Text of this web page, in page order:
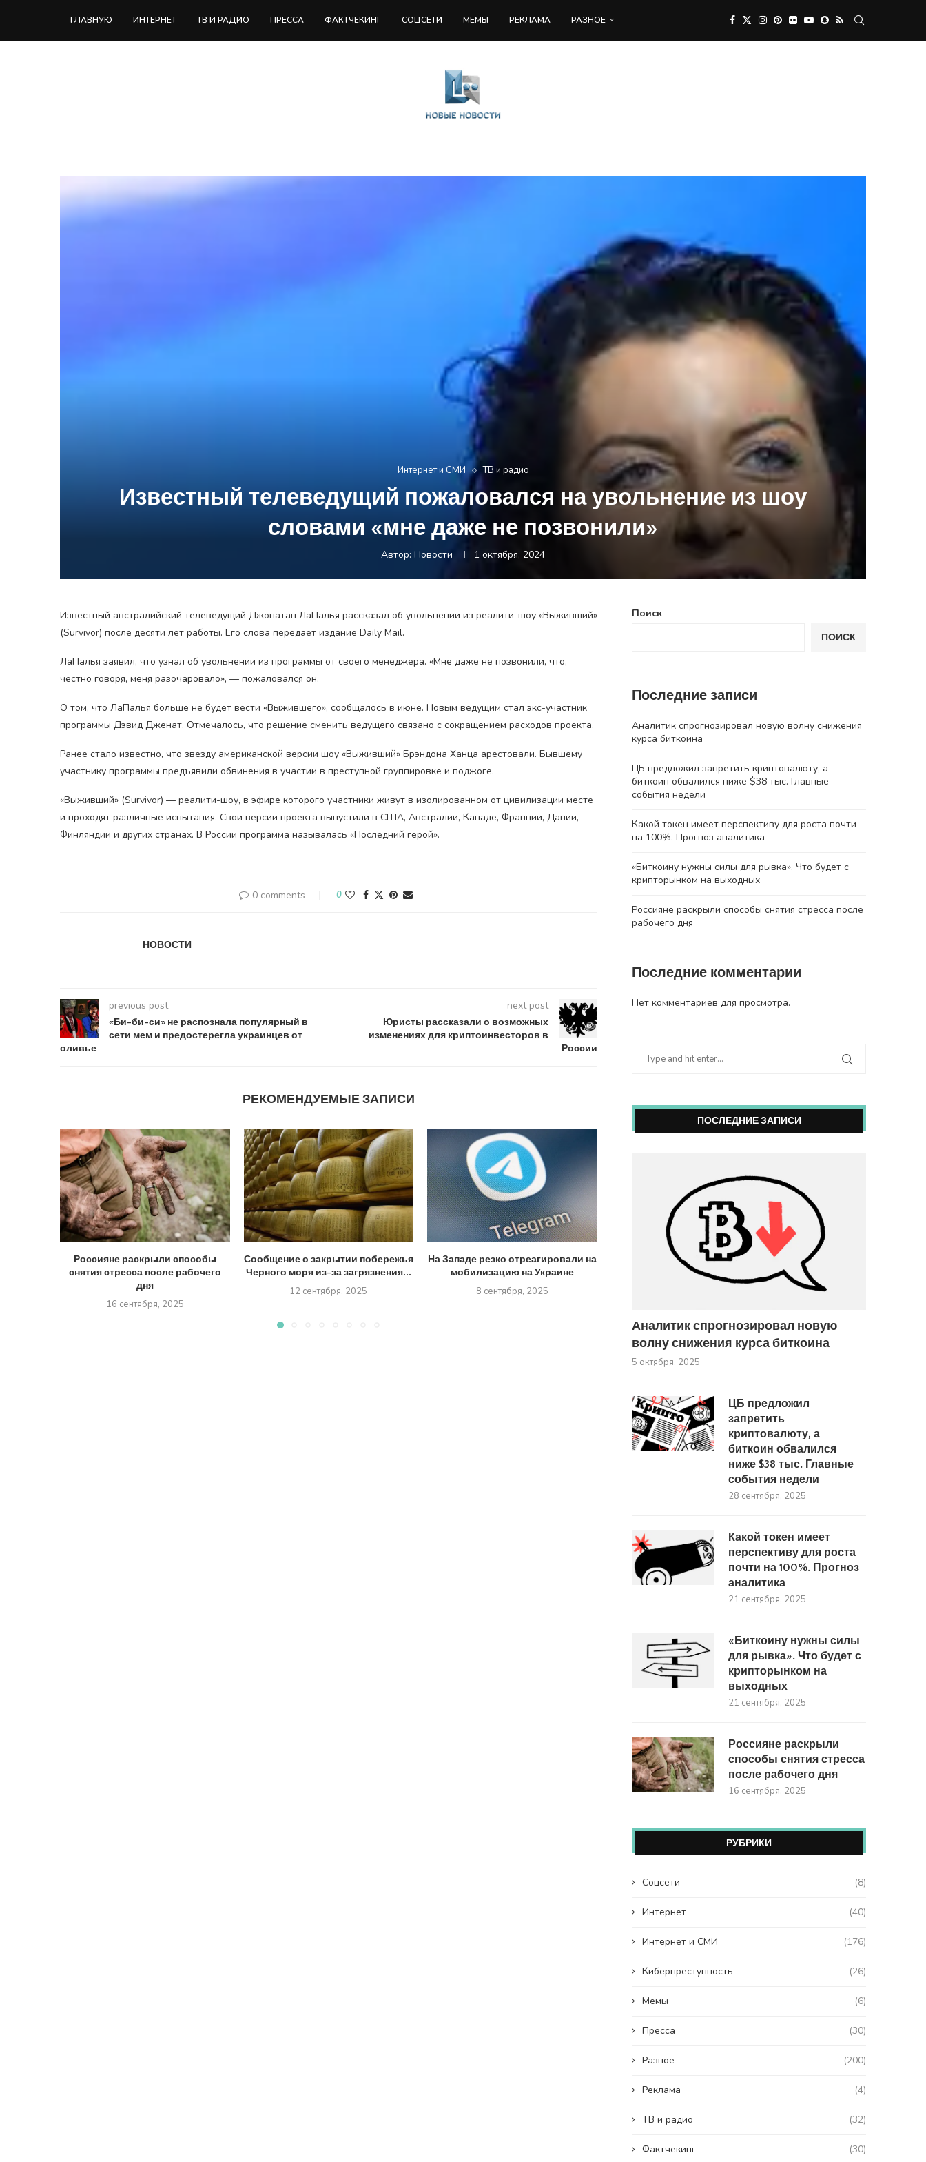
ГЛАВНУЮ ИНТЕРНЕТ ТВ И РАДИО ПРЕССА ФАКТЧЕКИНГ COЦСЕТИ МЕМЫ РЕКЛАМА РАЗНОЕ
Интернет и СМИ ТВ и радио
Известный телеведущий пожаловался на увольнение из шоу
словами «мне даже не позвонили»
Автор: Новости 1 октября, 2024
Известный австралийский телеведущий Джонатан ЛаПалья рассказал об увольнении из реалити-шоу «Выживший»
(Survivor) после десяти лет работы. Его слова передает издание Daily Mail.
ЛаПалья заявил, что узнал об увольнении из программы от своего менеджера. «Мне даже не позвонили, что,
честно говоря, меня разочаровало», — пожаловался он.
О том, что ЛаПалья больше не будет вести «Выжившего», сообщалось в июне. Новым ведущим стал экс-участник
программы Дэвид Дженат. Отмечалось, что решение сменить ведущего связано с сокращением расходов проекта.
Ранее стало известно, что звезду американской версии шоу «Выживший» Брэндона Ханца арестовали. Бывшему
участнику программы предъявили обвинения в участии в преступной группировке и поджоге.
«Выживший» (Survivor) — реалити-шоу, в эфире которого участники живут в изолированном от цивилизации месте
и проходят различные испытания. Свои версии проекта выпустили в США, Австралии, Канаде, Франции, Дании,
Финляндии и других странах. В России программа называлась «Последний герой».
0 comments 0
НОВОСТИ
previous post
«Би-би-си» не распознала популярный в
сети мем и предостерегла украинцев от
оливье
next post
Юристы рассказали о возможных
изменениях для криптоинвесторов в
России
РЕКОМЕНДУЕМЫЕ ЗАПИСИ
Россияне раскрыли способы
снятия стресса после рабочего
дня
16 сентября, 2025
Сообщение о закрытии побережья
Черного моря из-за загрязнения...
12 сентября, 2025
На Западе резко отреагировали на
мобилизацию на Украине
8 сентября, 2025
Рекламу девушки с бананом
сравнили с порно и...
Поиск
ПОИСК
Последние записи
Аналитик спрогнозировал новую волну снижения
курса биткоина
ЦБ предложил запретить криптовалюту, а
биткоин обвалился ниже $38 тыс. Главные
события недели
Какой токен имеет перспективу для роста почти
на 100%. Прогноз аналитика
«Биткоину нужны силы для рывка». Что будет с
крипторынком на выходных
Россияне раскрыли способы снятия стресса после
рабочего дня
Последние комментарии
Нет комментариев для просмотра.
ПОСЛЕДНИЕ ЗАПИСИ
Аналитик спрогнозировал новую
волну снижения курса биткоина
5 октября, 2025
ЦБ предложил
запретить
криптовалюту, а
биткоин обвалился
ниже $38 тыс. Главные
события недели
28 сентября, 2025
Какой токен имеет
перспективу для роста
почти на 100%. Прогноз
аналитика
21 сентября, 2025
«Биткоину нужны силы
для рывка». Что будет с
крипторынком на
выходных
21 сентября, 2025
Россияне раскрыли
способы снятия стресса
после рабочего дня
16 сентября, 2025
РУБРИКИ
Coцсети (8)
Интернет (40)
Интернет и СМИ (176)
Киберпреступность (26)
Мемы (6)
Пресса (30)
Разное (200)
Реклама (4)
ТВ и радио (32)
Фактчекинг (30)